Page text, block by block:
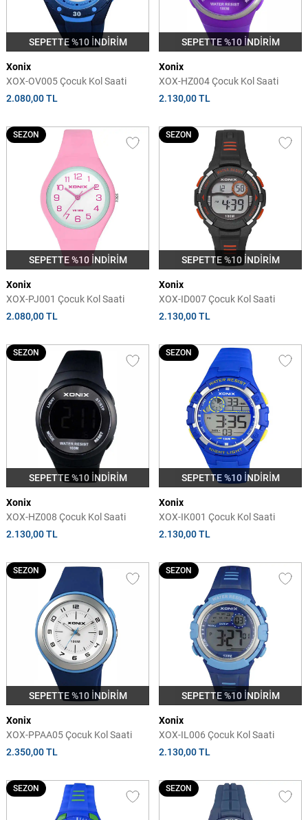
SEPETTE %10 İNDİRİM
Xonix
XOX-OV005 Çocuk Kol Saati
2.080,00 TL
SEPETTE %10 İNDİRİM
Xonix
XOX-HZ004 Çocuk Kol Saati
2.130,00 TL
SEPETTE %10 İNDİRİM
SEZON
Xonix
XOX-PJ001 Çocuk Kol Saati
2.080,00 TL
SEPETTE %10 İNDİRİM
SEZON
Xonix
XOX-ID007 Çocuk Kol Saati
2.130,00 TL
SEPETTE %10 İNDİRİM
SEZON
Xonix
XOX-HZ008 Çocuk Kol Saati
2.130,00 TL
SEPETTE %10 İNDİRİM
SEZON
Xonix
XOX-IK001 Çocuk Kol Saati
2.130,00 TL
SEPETTE %10 İNDİRİM
SEZON
Xonix
XOX-PPAA05 Çocuk Kol Saati
2.350,00 TL
SEPETTE %10 İNDİRİM
SEZON
Xonix
XOX-IL006 Çocuk Kol Saati
2.130,00 TL
SEZON SEZON